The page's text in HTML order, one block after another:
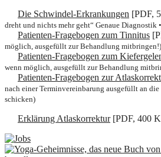
Die Schwindel-Erkrankungen [PDF,
dreht und nichts mehr geht“ Genaue Diagnostik
Patienten-Fragebogen zum Tinnitus
möglich, ausgefüllt zur Behandlung mitbringen!)
Patienten-Fragebogen zum
wenn möglich, ausgefüllt zur Behandlung
Patienten-Fragebogen zur
nach einer Terminvereinbarung ausgefüllt an
schicken)
Erklärung Atlaskorrektur[PDF, 400